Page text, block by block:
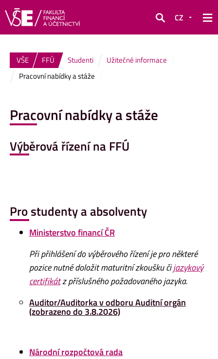
Hledat
CZ
VŠE FFÚ Studenti
Užitečné informace
Pracovní nabídky a stáže
Pracovní nabídky a stáže
Výběrová řízení na FFÚ
Pro studenty a absolventy
Ministerstvofinancí ČR
Při přihlášení do výběrového řízení je pro některé
pozice nutné doložit maturitní zkoušku čijazykový
certifikátz příslušného požadovaného jazyka.
Auditor/Auditorka v odboru Auditní orgán
(zobrazeno do 3.8.2026)
Národní rozpočtová rada